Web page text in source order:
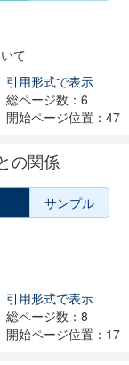
て
引用形式で表示
総ページ数：6
開始ページ位置：47
の関係
サンプル
引用形式で表示
総ページ数：8
開始ページ位置：17